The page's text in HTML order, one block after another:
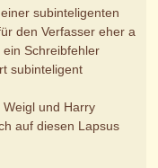
subinteligenten
den Verfasser eher a
Schreibfehler
subinteligent
und Harry
auf diesen Lapsus